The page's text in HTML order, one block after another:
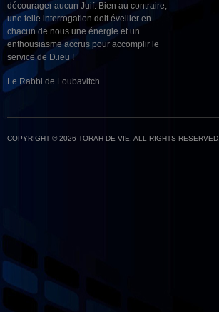
décourager aucun Juif. Bien au contraire,
une telle interrogation doit éveiller en
chacun de nous une énergie et un
enthousiasme accrus pour accomplir le
service de D.ieu !
Le Rabbi de Loubavitch.
COPYRIGHT © 2026 TORAH DE VIE. ALL RIGHTS RESERVED.